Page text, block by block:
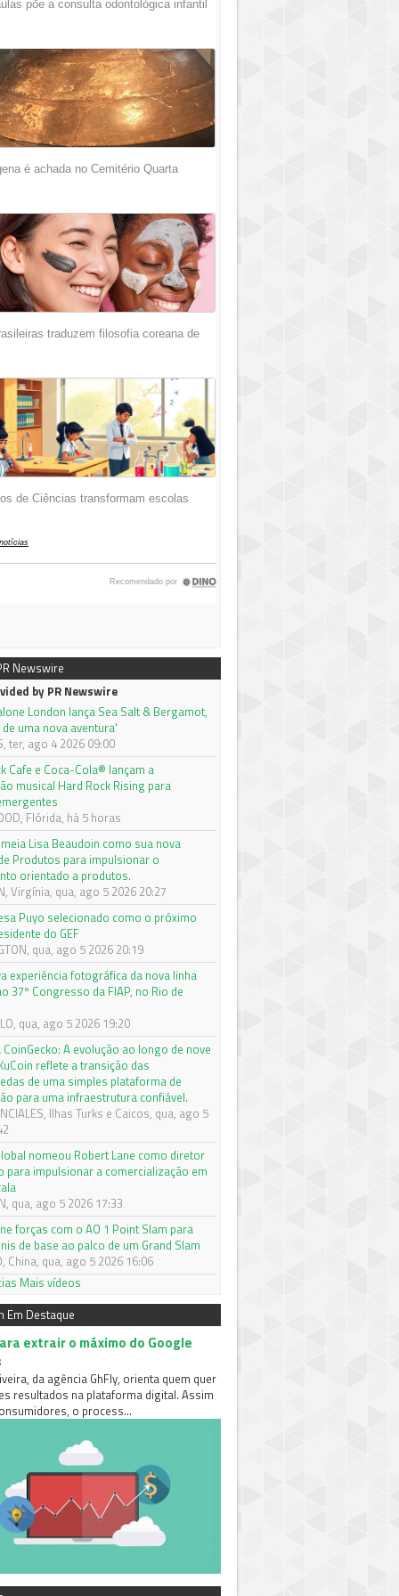
Newswire
by PR Newswire
London lança Sea Salt & Bergamot,
uma nova aventura'
ter, ago 4 2026 09:00
Cafe e Coca-Cola® lançam a
musical Hard Rock Rising para
Flórida, há 5 horas
Lisa Beaudoin como sua nova
Produtos para impulsionar o
orientado a produtos.
Virgínia, qua, ago 5 2026 20:27
Puyo selecionado como o próximo
do GEF
qua, ago 5 2026 20:19
experiência fotográfica da nova linha
37º Congresso da FIAP, no Rio de
qua, ago 5 2026 19:20
A evolução ao longo de nove
reflete a transição das
de uma simples plataforma de
para uma infraestrutura confiável.
Ilhas Turks e Caicos, qua, ago 5
nomeou Robert Lane como diretor
para impulsionar a comercialização em
qua, ago 5 2026 17:33
forças com o AO 1 Point Slam para
de base ao palco de um Grand Slam
China, qua, ago 5 2026 16:06
Mais vídeos
Em Destaque
extrair o máximo do Google
da agência GhFly, orienta quem quer
resultados na plataforma digital. Assim
o process...